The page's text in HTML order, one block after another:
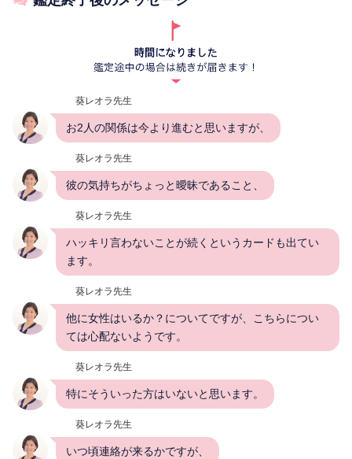
葵レオラ先生
お2人の関係は今より進むと思いますが、
葵レオラ先生
彼の気持ちがちょっと曖昧であること、
葵レオラ先生
ハッキリ言わないことが続くというカードも出てい
ます。
葵レオラ先生
他に女性はいるか？についてですが、こちらについ
ては心配ないようです。
葵レオラ先生
特にそういった方はいないと思います。
葵レオラ先生
いつ頃連絡が来るかですが、